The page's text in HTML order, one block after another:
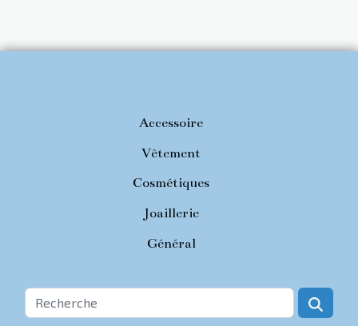
Accessoire
Vêtement
Cosmétiques
Joaillerie
Général